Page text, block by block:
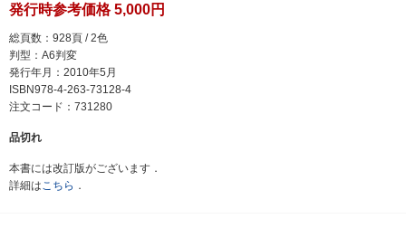
発行時参考価格 5,000円
総頁数：928頁 / 2色
判型：A6判変
発行年月：2010年5月
ISBN978-4-263-73128-4
注文コード：731280
品切れ
本書には改訂版がございます．
詳細はこちら ．